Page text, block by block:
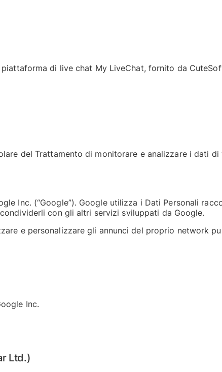
di live chat My LiveChat, fornito da
del Trattamento di monitorare e analizzare i dati
Inc. (“Google”). Google utilizza i Dati Personali
con gli altri servizi sviluppati da Google.
e personalizzare gli annunci del proprio network
Inc.
Ltd.)